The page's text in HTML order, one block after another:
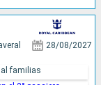
28/08/2027
familias